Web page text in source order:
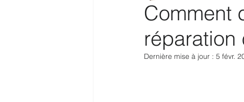
Le mot de la semaine commerce
Comment
réparation
Dernière mise à jour : 5 févr.